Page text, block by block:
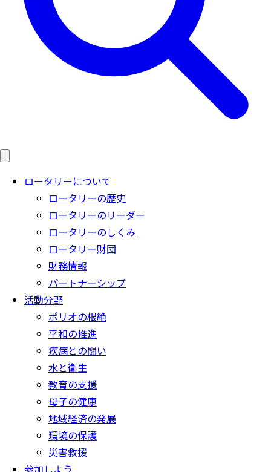
ロータリーについて
ロータリーの歴史
ロータリーのリーダー
ロータリーのしくみ
ロータリー財団
財務情報
パートナーシップ
活動分野
ポリオの根絶
平和の推進
疾病との闘い
水と衛生
教育の支援
母子の健康
地域経済の発展
環境の保護
災害救援
参加しよう